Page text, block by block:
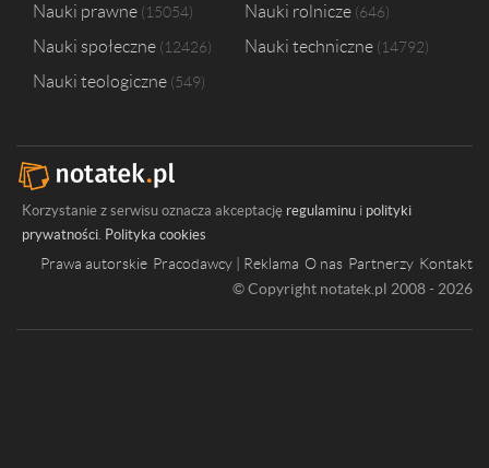
Nauki prawne 15054 Nauki rolnicze 646
Nauki społeczne 12426 Nauki techniczne 14792
Nauki teologiczne 549
Korzystanie z serwisu oznacza akceptację regulaminu i polityki
prywatności. Polityka cookies
Prawa autorskie Pracodawcy | Reklama O nas Partnerzy Kontakt
© Copyright notatek.pl 2008 - 2026